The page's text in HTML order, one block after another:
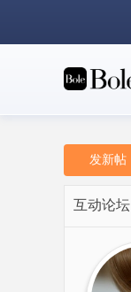
发新帖
互动论坛